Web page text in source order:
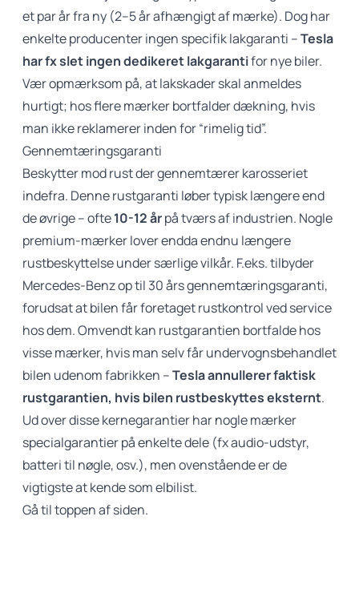
et par år fra ny (2–5 år afhængigt af mærke). Dog har
enkelte producenter ingen specifik lakgaranti –Tesla
har fx slet ingen dedikeret lakgarantifor nye biler.
Vær opmærksom på, at lakskader skal anmeldes
hurtigt; hos flere mærker bortfalder dækning, hvis
man ikke reklamerer inden for “rimelig tid”.
Gennemtæringsgaranti
Beskytter mod rust der gennemtærer karosseriet
indefra. Denne rustgaranti løber typisk længere end
de øvrige – ofte10-12 årpå tværs af industrien. Nogle
premium-mærker lover endda endnu længere
rustbeskyttelse under særlige vilkår. F.eks. tilbyder
Mercedes-Benz op til 30 års gennemtæringsgaranti,
forudsat at bilen får foretaget rustkontrol ved service
hos dem. Omvendt kan rustgarantien bortfalde hos
visse mærker, hvis man selv får undervognsbehandlet
bilen udenom fabrikken –Tesla annullerer faktisk
rustgarantien, hvis bilen rustbeskyttes eksternt.
Ud over disse kernegarantier har nogle mærker
specialgarantier på enkelte dele (fx audio-udstyr,
batteri til nøgle, osv.), men ovenstående er de
vigtigste at kende som elbilist.
Gå til toppen af siden.